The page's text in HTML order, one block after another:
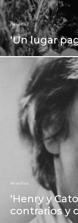
Reseñas
‘Un lugar
Reseñas
‘Henry y
contrarios y